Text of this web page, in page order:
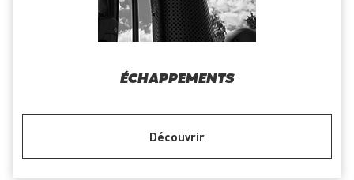
ÉCHAPPEMENTS
Découvrir